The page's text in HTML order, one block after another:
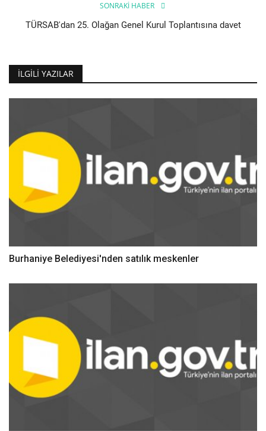
SONRAKI HABER
TÜRSAB'dan 25. Olağan Genel Kurul Toplantısına davet
İLGILI YAZILAR
Burhaniye Belediyesi'nden satılık meskenler